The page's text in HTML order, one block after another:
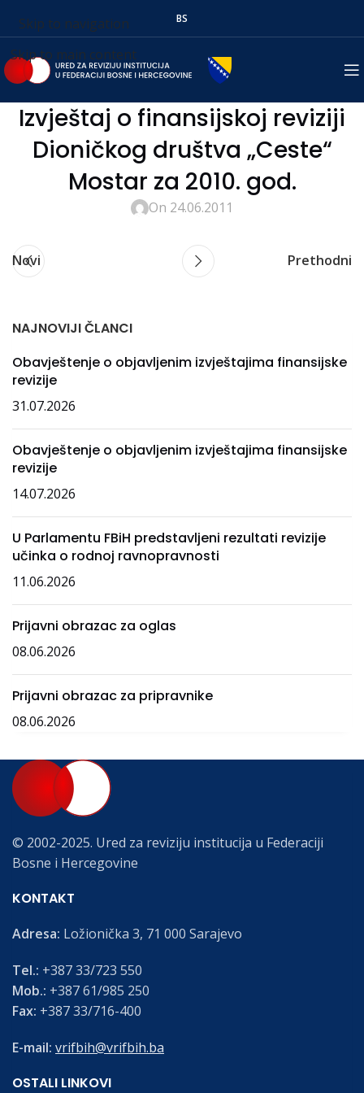
Skip to navigation
Skip to main content
BS
Izvještaj o finansijskoj reviziji
Dioničkog društva „Ceste“
Mostar za 2010. god.
On 24.06.2011
Novi Prethodni
NAJNOVIJI ČLANCI
Obavještenje o objavljenim izvještajima finansijske
revizije
31.07.2026
Obavještenje o objavljenim izvještajima finansijske
revizije
14.07.2026
U Parlamentu FBiH predstavljeni rezultati revizije
učinka o rodnoj ravnopravnosti
11.06.2026
Prijavni obrazac za oglas
08.06.2026
Prijavni obrazac za pripravnike
08.06.2026
© 2002-2025. Ured za reviziju institucija u Federaciji
Bosne i Hercegovine
KONTAKT
Adresa: Ložionička 3, 71 000 Sarajevo
Tel.: +387 33/723 550
Mob.: +387 61/985 250
Fax: +387 33/716-400
E-mail: vrifbih@vrifbih.ba
OSTALI LINKOVI